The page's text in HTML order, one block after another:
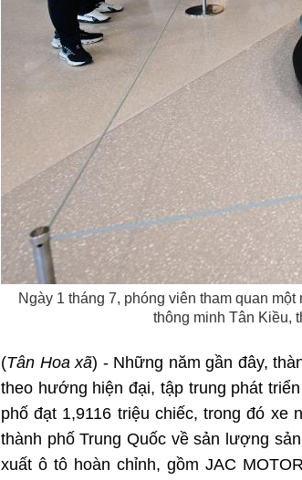
Ngày 1 tháng 7, phóng viên tham quan
thông minh Tân Kiều,
(Tân Hoa xã) - Những năm gần đây,
theo hướng hiện đại, tập trung phát
phố đạt 1,9116 triệu chiếc, trong đó
thành phố Trung Quốc về sản lượng
xuất ô tô hoàn chỉnh, gồm JAC